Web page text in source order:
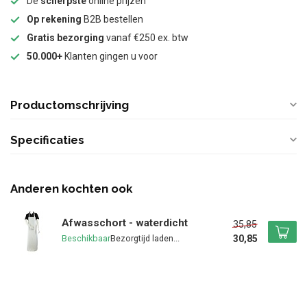
Op rekening B2B bestellen
Gratis bezorging vanaf €250 ex. btw
50.000+ Klanten gingen u voor
Productomschrijving
Specificaties
Anderen kochten ook
Afwasschort - waterdicht
Beschikbaar
35,85
30,85